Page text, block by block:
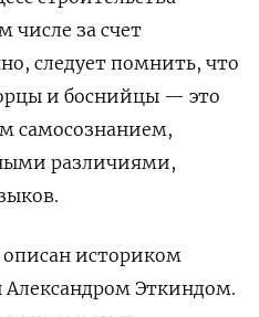
числе за счет
следует помнить, что
и боснийцы — это
самосознанием,
различиями,
историком
Эткиндом.